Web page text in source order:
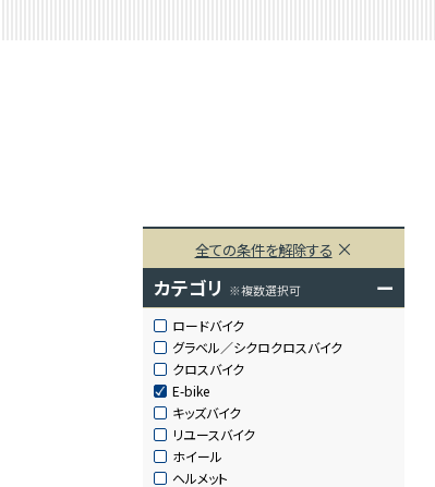
全ての条件を解除する
カテゴリ ※複数選択可 ー
ロードバイク
グラベル／シクロクロスバイク
クロスバイク
E-bike
キッズバイク
リユースバイク
ホイール
ヘルメット